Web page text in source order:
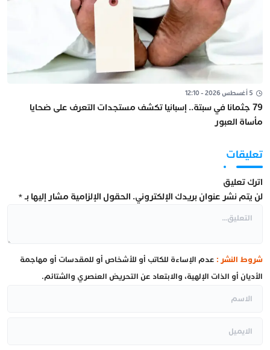
5 أغسطس 2026 - 12:10
79 جثمانا في سبتة.. إسبانيا تكشف مستجدات التعرف على ضحايا
مأساة العبور
تعليقات
اترك تعليق
لن يتم نشر عنوان بريدك الإلكتروني. الحقول الإلزامية مشار إليها بـ*
شروط النشر : عدم الإساءة للكاتب أو للأشخاص أو للمقدسات أو مهاجمة
الأديان أو الذات الإلهية، والابتعاد عن التحريض العنصري والشتائم.